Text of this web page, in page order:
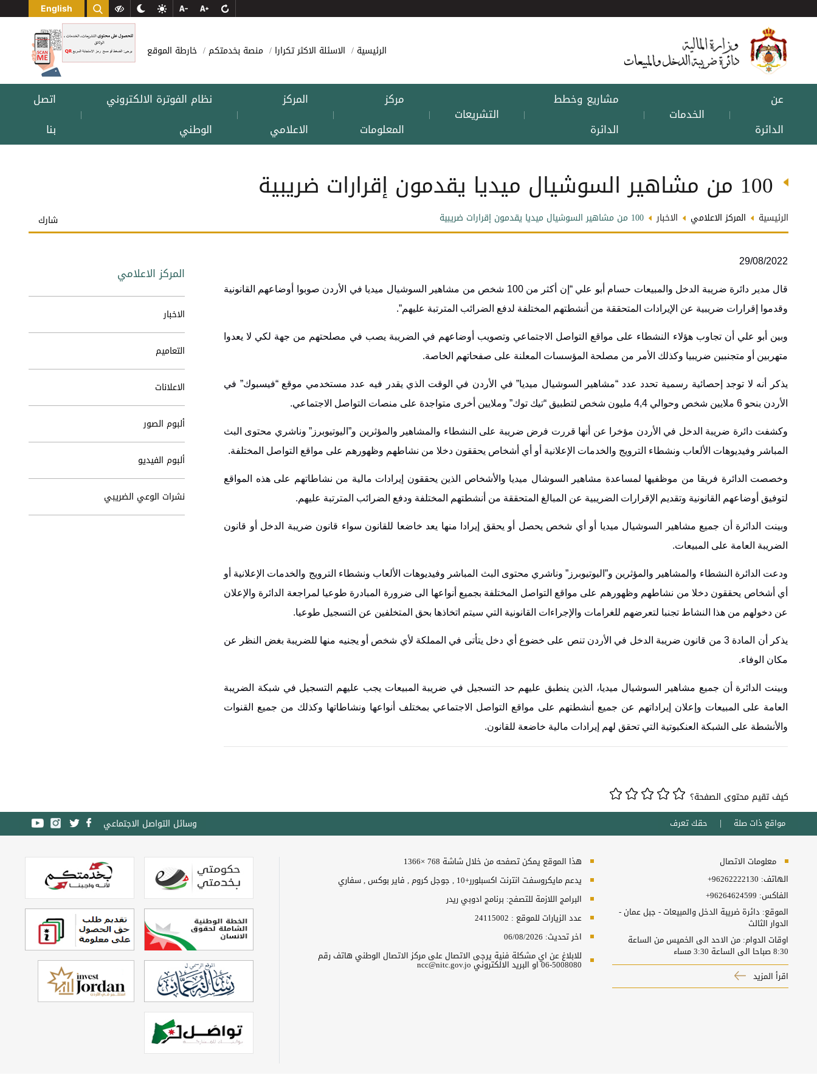
English
الرئيسية الاسئلة الاكثر تكرارا منصة بخدمتكم خارطة الموقع
عن
الدائرة
| الخدمات |
مشاريع وخطط
الدائرة
| التشريعات |
مركز
المعلومات
|
المركز
الاعلامي
|
نظام الفوترة الالكتروني
الوطني
|
اتصل
بنا
100 من مشاهير السوشيال ميديا يقدمون إقرارات ضريبية
الرئيسية المركز الاعلامي الاخبار 100 من مشاهير السوشيال ميديا يقدمون إقرارات ضريبية شارك
29/08/2022
قال مدير دائرة ضريبة الدخل والمبيعات حسام أبو علي “إن أكثر من 100 شخص من مشاهير السوشيال ميديا في الأردن صوبوا أوضاعهم القانونية
وقدموا إقرارات ضريبية عن الإيرادات المتحققة من أنشطتهم المختلفة لدفع الضرائب المترتبة عليهم”.
وبين أبو علي أن تجاوب هؤلاء النشطاء على مواقع التواصل الاجتماعي وتصويب أوضاعهم في الضريبة يصب في مصلحتهم من جهة لكي لا يعدوا
متهربين أو متجنبين ضريبيا وكذلك الأمر من مصلحة المؤسسات المعلنة على صفحاتهم الخاصة.
يذكر أنه لا توجد إحصائية رسمية تحدد عدد “مشاهير السوشيال ميديا” في الأردن في الوقت الذي يقدر فيه عدد مستخدمي موقع “فيسبوك” في
الأردن بنحو 6 ملايين شخص وحوالي 4,4 مليون شخص لتطبيق “تيك توك” وملايين أخرى متواجدة على منصات التواصل الاجتماعي.
وكشفت دائرة ضريبة الدخل في الأردن مؤخرا عن أنها قررت فرض ضريبة على النشطاء والمشاهير والمؤثرين و”اليوتيوبرز” وناشري محتوى البث
المباشر وفيديوهات الألعاب ونشطاء الترويج والخدمات الإعلانية أو أي أشخاص يحققون دخلا من نشاطهم وظهورهم على مواقع التواصل المختلفة.
وخصصت الدائرة فريقا من موظفيها لمساعدة مشاهير السوشال ميديا والأشخاص الذين يحققون إيرادات مالية من نشاطاتهم على هذه المواقع
لتوفيق أوضاعهم القانونية وتقديم الإقرارات الضريبية عن المبالغ المتحققة من أنشطتهم المختلفة ودفع الضرائب المترتبة عليهم.
وبينت الدائرة أن جميع مشاهير السوشيال ميديا أو أي شخص يحصل أو يحقق إيرادا منها يعد خاضعا للقانون سواء قانون ضريبة الدخل أو قانون
الضريبة العامة على المبيعات.
ودعت الدائرة النشطاء والمشاهير والمؤثرين و”اليوتيوبرز” وناشري محتوى البث المباشر وفيديوهات الألعاب ونشطاء الترويج والخدمات الإعلانية أو
أي أشخاص يحققون دخلا من نشاطهم وظهورهم على مواقع التواصل المختلفة بجميع أنواعها الى ضرورة المبادرة طوعيا لمراجعة الدائرة والإعلان
عن دخولهم من هذا النشاط تجنبا لتعرضهم للغرامات والإجراءات القانونية التي سيتم اتخاذها بحق المتخلفين عن التسجيل طوعيا.
يذكر أن المادة 3 من قانون ضريبة الدخل في الأردن تنص على خضوع أي دخل يتأتى في المملكة لأي شخص أو يجنيه منها للضريبة بغض النظر عن
مكان الوفاء.
وبينت الدائرة أن جميع مشاهير السوشيال ميديا، الذين ينطبق عليهم حد التسجيل في ضريبة المبيعات يجب عليهم التسجيل في شبكة الضريبة
العامة على المبيعات وإعلان إيراداتهم عن جميع أنشطتهم على مواقع التواصل الاجتماعي بمختلف أنواعها ونشاطاتها وكذلك من جميع القنوات
والأنشطة على الشبكة العنكبوتية التي تحقق لهم إيرادات مالية خاضعة للقانون.
المركز الاعلامي
الاخبار
التعاميم
الاعلانات
ألبوم الصور
ألبوم الفيديو
نشرات الوعي الضريبي
كيف تقيم محتوى الصفحة؟
مواقع ذات صلة حقك تعرف وسائل التواصل الاجتماعي
معلومات الاتصال
الهاتف: +96262222130
الفاكس: +96264624599
الموقع: دائرة ضريبة الدخل والمبيعات - جبل عمان -
الدوار الثالث
اوقات الدوام: من الاحد الى الخميس من الساعة
8:30 صباحا الى الساعة 3:30 مساء
اقرأ المزيد
هذا الموقع يمكن تصفحه من خلال شاشة 768 ×1366
يدعم مايكروسفت انترنت اكسبلورر+10 , جوجل كروم , فاير بوكس , سفاري
البرامج اللازمة للتصفح: برنامج ادوبي ريدر
عدد الزيارات للموقع : 24115002
اخر تحديث: 06/08/2026
للابلاغ عن اي مشكلة فنية يرجى الاتصال على مركز الاتصال الوطني هاتف رقم
5008080-06 او البريد الالكتروني ncc@nitc.gov.jo